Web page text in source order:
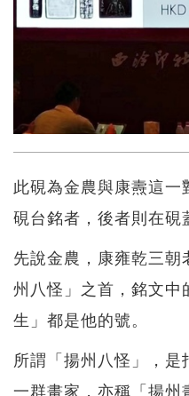
此硯為金農與康燾這
硯台銘者，後者則在硯
先說金農，康雍乾三
州八怪」之首，銘文
生」都是他的號。
所謂「揚州八怪」，
一群畫家，亦稱「揚州